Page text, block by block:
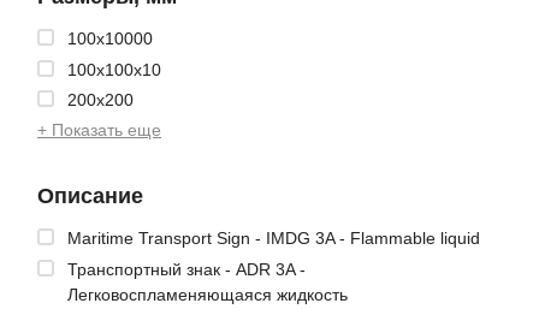
100x10000
100x100x10
200x200
+ Показать еще
Описание
Maritime Transport Sign - IMDG 3A - Flammable liquid
Транспортный знак - ADR 3A -
Легковоспламеняющаяся жидкость